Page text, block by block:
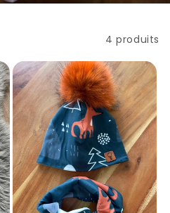
4 produits